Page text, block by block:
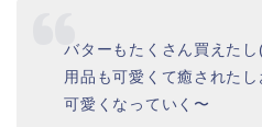
バターもたくさん買えた
用品も可愛くて癒された
可愛くなっていく〜